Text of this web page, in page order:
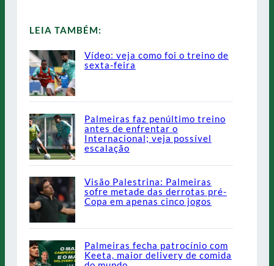
LEIA TAMBÉM:
Vídeo: veja como foi o treino de
sexta-feira
Palmeiras faz penúltimo treino
antes de enfrentar o
Internacional; veja possível
escalação
Visão Palestrina: Palmeiras
sofre metade das derrotas pré-
Copa em apenas cinco jogos
Palmeiras fecha patrocínio com
Keeta, maior delivery de comida